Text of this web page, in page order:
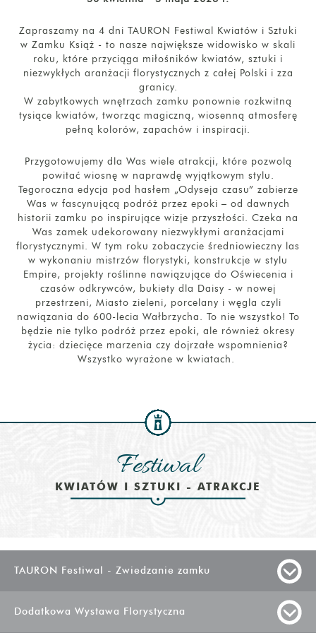
Zapraszamy na 4 dni TAURON Festiwal Kwiatów i Sztuki
w Zamku Książ - to nasze największe widowisko w skali
roku, które przyciąga miłośników kwiatów, sztuki i
niezwykłych aranżacji florystycznych z całej Polski i zza
granicy.
W zabytkowych wnętrzach zamku ponownie rozkwitną
tysiące kwiatów, tworząc magiczną, wiosenną atmosferę
pełną kolorów, zapachów i inspiracji.
Przygotowujemy dla Was wiele atrakcji, które pozwolą
powitać wiosnę w naprawdę wyjątkowym stylu.
Tegoroczna edycja pod hasłem „Odyseja czasu” zabierze
Was w fascynującą podróż przez epoki – od dawnych
historii zamku po inspirujące wizje przyszłości. Czeka na
Was zamek udekorowany niezwykłymi aranżacjami
florystycznymi. W tym roku zobaczycie średniowieczny las
w wykonaniu mistrzów florystyki, konstrukcje w stylu
Empire, projekty roślinne nawiązujące do Oświecenia i
czasów odkrywców, bukiety dla Daisy - w nowej
przestrzeni, Miasto zieleni, porcelany i węgla czyli
nawiązania do 600-lecia Wałbrzycha. To nie wszystko! To
będzie nie tylko podróż przez epoki, ale również okresy
życia: dziecięce marzenia czy dojrzałe wspomnienia?
Wszystko wyrażone w kwiatach.
Festiwal
KWIATÓW I SZTUKI - ATRAKCJE
TAURON Festiwal - Zwiedzanie zamku
Ważne! Zwiedzanie zamku w dniach festiwalu jest
możliwe wyłącznie na podstawie biletów festiwalowych, a
Dodatkowa Wystawa Florystyczna